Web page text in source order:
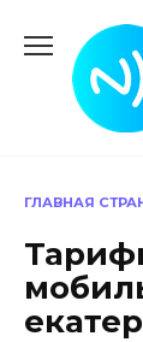
содержанию
ГЛАВНАЯ